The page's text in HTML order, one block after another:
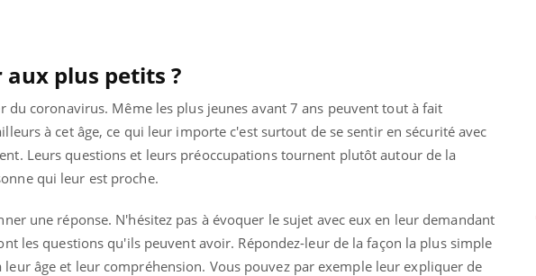
plus petits ?
du coronavirus. Même les plus jeunes avant 7 ans peuvent tout à fait
à cet âge, ce qui leur importe c'est surtout de se sentir en sécurité avec
Leurs questions et leurs préoccupations tournent plutôt autour de la
qui leur est proche.
une réponse. N'hésitez pas à évoquer le sujet avec eux en leur demandant
les questions qu'ils peuvent avoir. Répondez-leur de la façon la plus simple
leur âge et leur compréhension. Vous pouvez par exemple leur expliquer de